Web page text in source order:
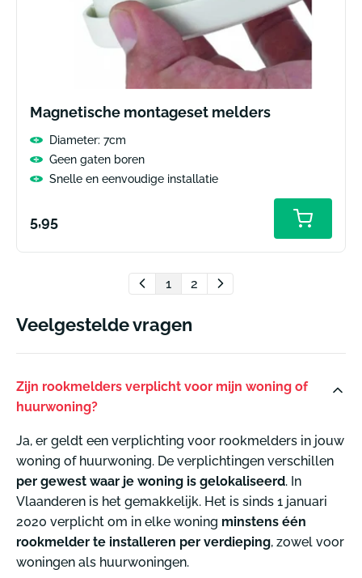
Magnetische montageset melders
Diameter: 7cm
Geen gaten boren
Snelle en eenvoudige installatie
Normale
5,95
1 2
Veelgestelde vragen
Zijn rookmelders verplicht voor mijn woning of
huurwoning?
Ja, er geldt een verplichting voor rookmelders in jouw
woning of huurwoning. De verplichtingen verschillen
per gewest waar je woning is gelokaliseerd. In
Vlaanderen is het gemakkelijk. Het is sinds 1 januari
2020 verplicht om in elke woning minstens één
rookmelder te installeren per verdieping, zowel voor
woningen als huurwoningen.